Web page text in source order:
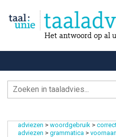
Het antwoord op al
adviezen > woordgebruik >
adviezen > grammatica >